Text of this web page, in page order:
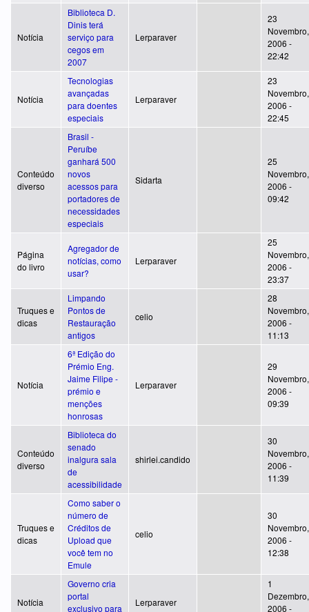
Notícia
Biblioteca D.
Dinis terá
serviço para
cegos em
2007
Lerparaver
23
Novembro,
2006 -
22:42
Notícia
Tecnologias
avançadas
para doentes
especiais
Lerparaver
23
Novembro,
2006 -
22:45
Conteúdo
diverso
Brasil -
Peruíbe
ganhará 500
novos
acessos para
portadores de
necessidades
especiais
Sidarta
25
Novembro,
2006 -
09:42
Página
do livro
Agregador de
notícias, como
usar?
Lerparaver
25
Novembro,
2006 -
23:37
Truques e
dicas
Limpando
Pontos de
Restauração
antigos
celio
28
Novembro,
2006 -
11:13
Notícia
6ª Edição do
Prémio Eng.
Jaime Filipe -
prémio e
menções
honrosas
Lerparaver
29
Novembro,
2006 -
09:39
Conteúdo
diverso
Biblioteca do
senado
inalgura sala
de
acessibilidade
shirlei.candido
30
Novembro,
2006 -
11:39
Truques e
dicas
Como saber o
número de
Créditos de
Upload que
você tem no
Emule
celio
30
Novembro,
2006 -
12:38
Notícia
Governo cria
portal
exclusivo para
Lerparaver
1
Dezembro,
2006 -